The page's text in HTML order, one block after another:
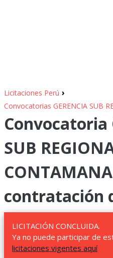
Licitaciones Perú ›
Convocatorias GERENCIA SUB
Convocatoria
SUB
contratación
LICITACIÓN CONCLUIDA.
Ya no puede participar de
licitaciones vigentes aquí